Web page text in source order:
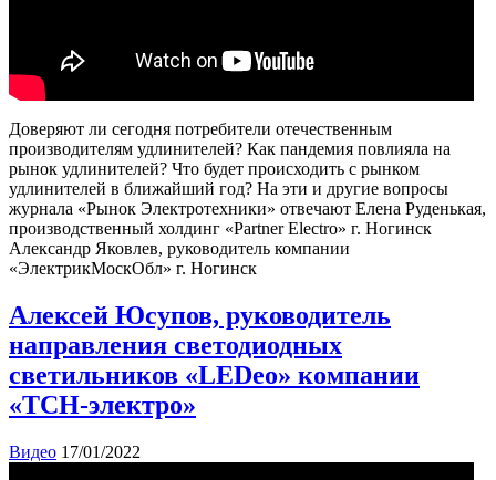
Доверяют ли сегодня потребители отечественным
производителям удлинителей? Как пандемия повлияла на
рынок удлинителей? Что будет происходить с рынком
удлинителей в ближайший год? На эти и другие вопросы
журнала «Рынок Электротехники» отвечают Елена Руденькая,
производственный холдинг «Partner Electro» г. Ногинск
Александр Яковлев, руководитель компании
«ЭлектрикМоскОбл» г. Ногинск
Алексей Юсупов, руководитель
направления светодиодных
светильников «LEDeo» компании
«ТСН-электро»
Видео 17/01/2022